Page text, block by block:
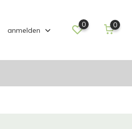
anmelden
0 0